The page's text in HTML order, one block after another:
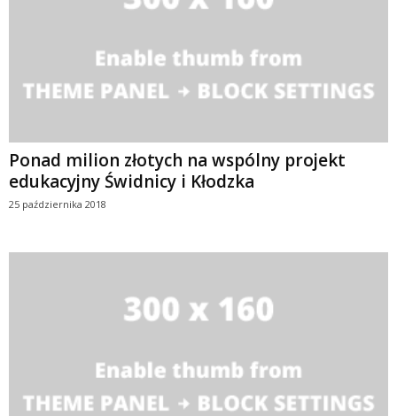
Ponad milion złotych na wspólny projekt
edukacyjny Świdnicy i Kłodzka
25 października 2018